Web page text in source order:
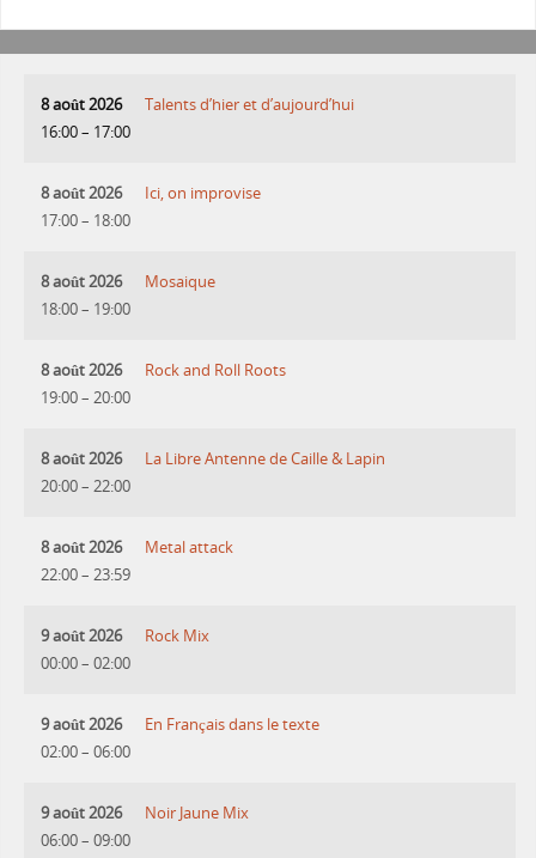
8 août 2026
16:00– 17:00
Talents d’hier et d’aujourd’hui
8 août 2026
17:00– 18:00
Ici, on improvise
8 août 2026
18:00– 19:00
Mosaique
8 août 2026
19:00– 20:00
Rock and Roll Roots
8 août 2026
20:00– 22:00
La Libre Antenne de Caille & Lapin
8 août 2026
22:00– 23:59
Metal attack
9 août 2026
00:00– 02:00
Rock Mix
9 août 2026
02:00– 06:00
En Français dans le texte
9 août 2026
06:00– 09:00
Noir Jaune Mix